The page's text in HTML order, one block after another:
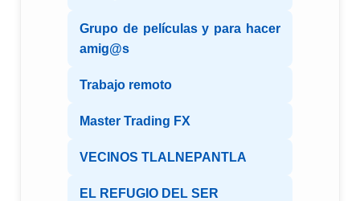
Grupo de películas y para hacer
amig@s
Trabajo remoto
Master Trading FX
VECINOS TLALNEPANTLA
EL REFUGIO DEL SER